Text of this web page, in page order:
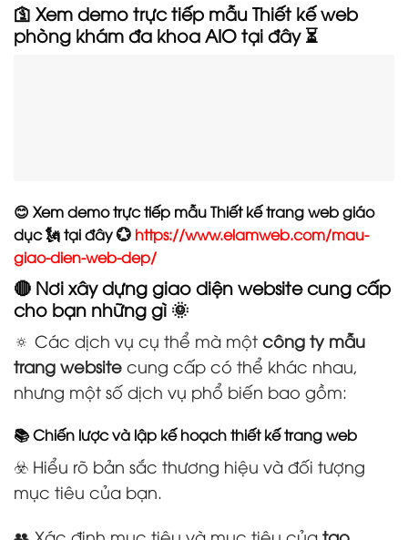
🛐 Xem demo trực tiếp mẫuThiết kế web
phòng khám đa khoaAIO tại đây ⏳
😊 Xem demo trực tiếp mẫu Thiết kế trang web giáo
dục 🗽 tại đây 💮 https://www.elamweb.com/mau-
giao-dien-web-dep/
🔴 Nơi xây dựng giao diện website cung cấp
cho bạn những gì 🌞
🔅 Các dịch vụ cụ thể mà một công ty mẫu
trang website cung cấp có thể khác nhau,
nhưng một số dịch vụ phổ biến bao gồm:
📚 Chiến lược và lập kế hoạch thiết kế trang web
☣️ Hiểu rõ bản sắc thương hiệu và đối tượng
mục tiêu của bạn.